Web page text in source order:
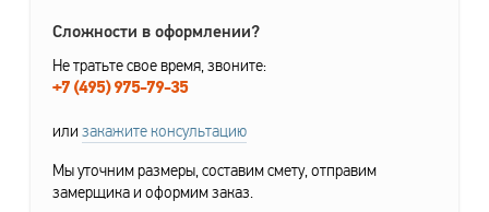
Сложности в оформлении?
Не тратьте свое время, звоните:
+7 (495) 975-79-35
или закажите консультацию
Мы уточним размеры, составим смету, отправим
замерщика и оформим заказ.